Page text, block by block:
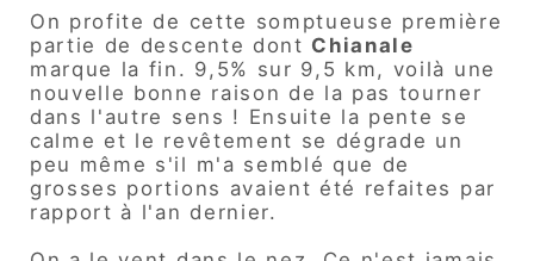
On profite de cette somptueuse première
partie de descente dont Chianale
marque la fin. 9,5% sur 9,5 km, voilà une
nouvelle bonne raison de la pas tourner
dans l'autre sens ! Ensuite la pente se
calme et le revêtement se dégrade un
peu même s'il m'a semblé que de
grosses portions avaient été refaites par
rapport à l'an dernier.